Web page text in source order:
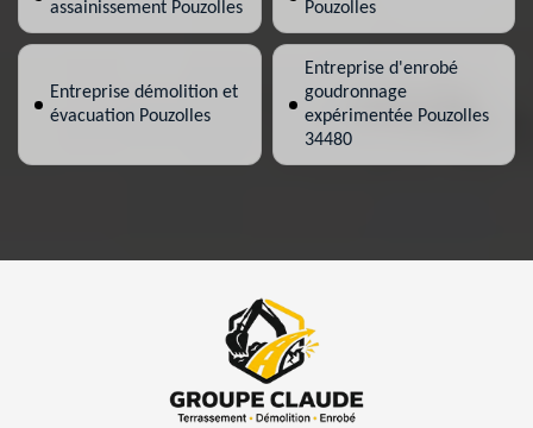
assainissement Pouzolles
Pouzolles
Entreprise démolition et
évacuation Pouzolles
Entreprise d'enrobé
goudronnage
expérimentée Pouzolles
34480